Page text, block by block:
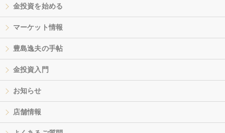
金投資を始める
マーケット情報
豊島逸夫の手帖
金投資入門
お知らせ
店舗情報